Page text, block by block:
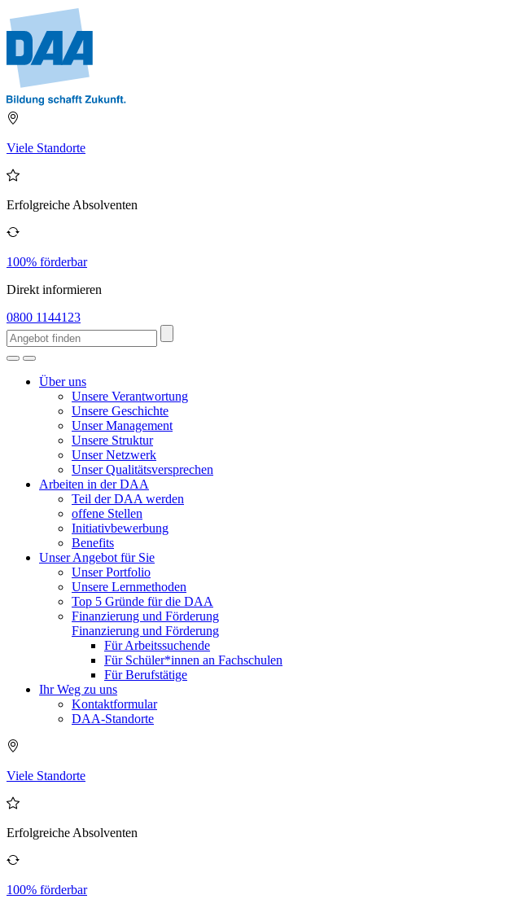
Viele Standorte
Erfolgreiche Absolventen
100% förderbar
Direkt informieren
0800 1144123
Über uns
Unsere Verantwortung
Unsere Geschichte
Unser Management
Unsere Struktur
Unser Netzwerk
Unser Qualitätsversprechen
Arbeiten in der DAA
Teil der DAA werden
offene Stellen
Initiativbewerbung
Benefits
Unser Angebot für Sie
Unser Portfolio
Unsere Lernmethoden
Top 5 Gründe für die DAA
Finanzierung und Förderung
Finanzierung und Förderung
Für Arbeitssuchende
Für Schüler*innen an Fachschulen
Für Berufstätige
Ihr Weg zu uns
Kontaktformular
DAA-Standorte
Viele Standorte
Erfolgreiche Absolventen
100% förderbar